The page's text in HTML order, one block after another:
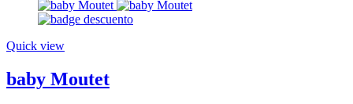
Quick view
baby Moutet